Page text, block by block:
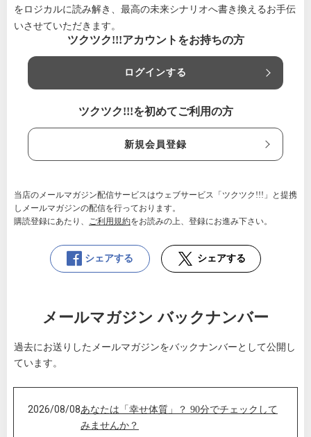
をロジカルに読み解き、最高の未来シナリオへ書き換えるお手伝
いさせていただきます。
ツクツク!!!アカウントをお持ちの方
ログインする
ツクツク!!!を初めてご利用の方
新規会員登録
当店のメールマガジン配信サービスはウェブサービス「ツクツク!!!」と提携
しメールマガジンの配信を行っております。
購読登録にあたり、 ご利用規約をお読みの上、登録にお進み下さい。
シェアする シェアする
メールマガジン バックナンバー
過去にお送りしたメールマガジンをバックナンバーとして公開し
ています。
2026/08/08あなたは「幸せ体質」？ 90分でチェックして
みませんか？